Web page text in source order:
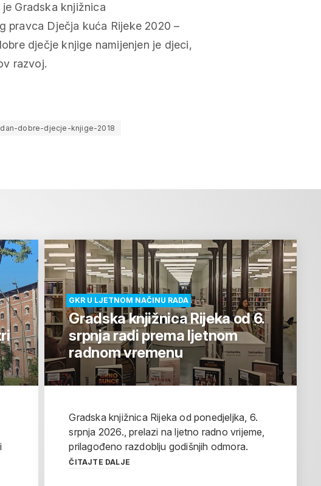
Gradska knjižnica
pravca Dječja kuća Rijeke 2020 –
dječje knjige namijenjen je djeci,
razvoj.
dobre-djecje-knjige-2018
GKR U LJETNOM NAČINU RADA
Gradska knjižnica Rijeka od 6.
srpnja radi prema ljetnom
radnom vremenu
Gradska knjižnica Rijeka od ponedjeljka, 6.
srpnja 2026., prelazi na ljetno radno vrijeme,
prilagođeno razdoblju godišnjih odmora.
ČITAJTE DALJE